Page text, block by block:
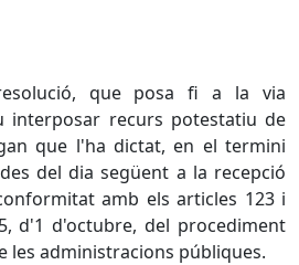
que posa fi a la via
interposar recurs potestatiu de
que l'ha dictat, en el termini
del dia següent a la recepció
amb els articles 123 i
d'1 d'octubre, del procediment
les administracions públiques.